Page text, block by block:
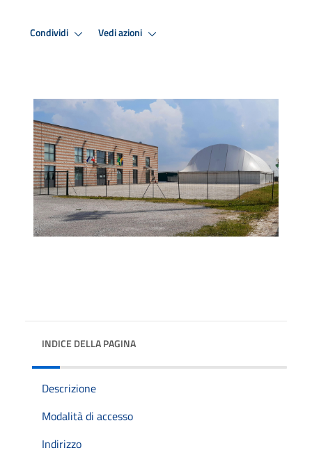
Condividi Vedi azioni
INDICE DELLA PAGINA
Descrizione
Modalità di accesso
Indirizzo